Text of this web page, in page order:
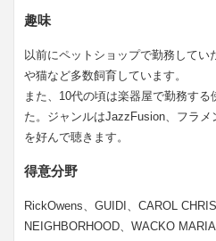
趣味
以前にペットショップで勤務して
や猫など多数飼育しています。
また、10代の頃は楽器屋で勤務す
た。ジャンルはJazzFusion、フラ
を好んで聴きます。
得意分野
RickOwens、GUIDI、CAROL
NEIGHBORHOOD、WACKO